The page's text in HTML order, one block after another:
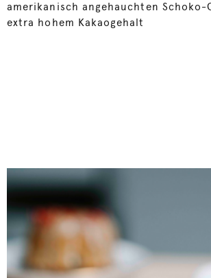
amerikanisch angehauchten Schoko-
extra hohem Kakaogehalt